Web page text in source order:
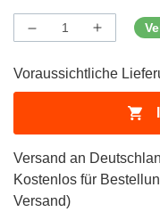
Preis
Menge
Menge
verringern
ProductDrop
Menge
erhöhen
ProductDrop
Voraussichtliche
Versand an
Kostenlos für
Versand)